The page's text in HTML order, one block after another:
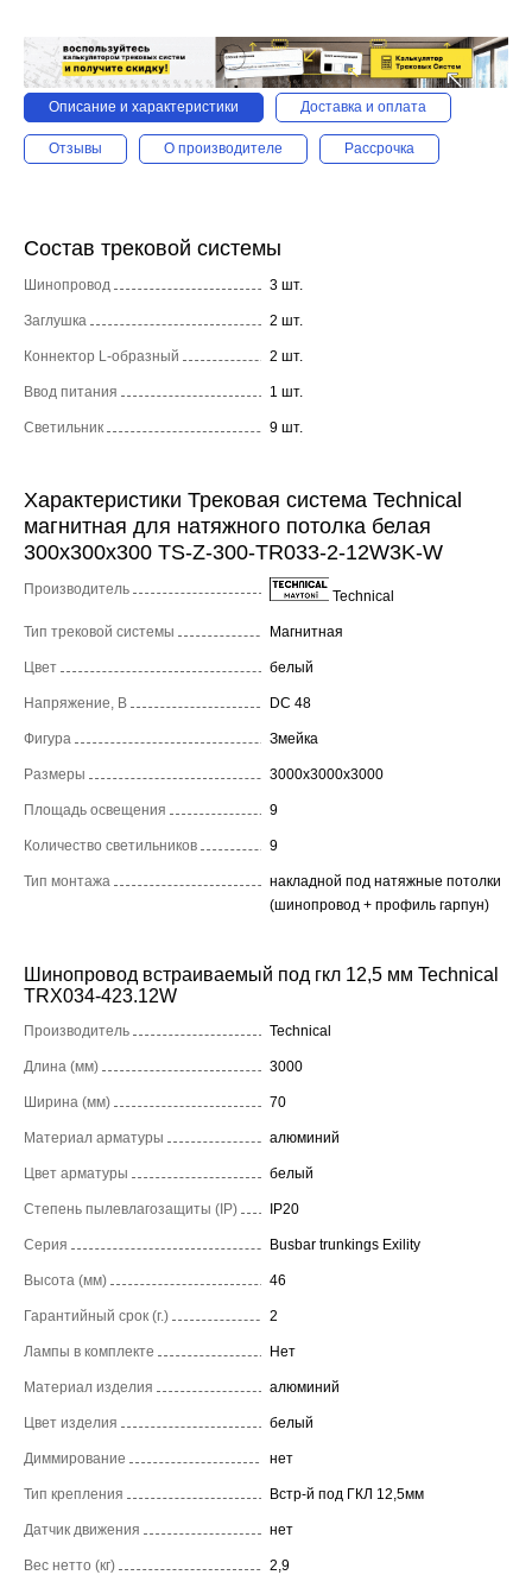
Описание и характеристики Доставка и оплата
Отзывы О производителе Рассрочка
Состав трековой системы
Шинопровод 3 шт.
Заглушка 2 шт.
Коннектор L-образный 2 шт.
Ввод питания 1 шт.
Светильник 9 шт.
Характеристики Трековая система Technical
магнитная для натяжного потолка белая
300x300x300 TS-Z-300-TR033-2-12W3K-W
Производитель Technical
Тип трековой системы Магнитная
Цвет белый
Напряжение, В DC 48
Фигура Змейка
Размеры 3000x3000x3000
Площадь освещения 9
Количество светильников 9
Тип монтажа
накладной под натяжные потолки
(шинопровод + профиль гарпун)
Шинопровод встраиваемый под гкл 12,5 мм Technical
TRX034-423.12W
Производитель Technical
Длина (мм) 3000
Ширина (мм) 70
Материал арматуры алюминий
Цвет арматуры белый
Степень пылевлагозащиты (IP) IP20
Серия Busbar trunkings Exility
Высота (мм) 46
Гарантийный срок (г.) 2
Лампы в комплекте Нет
Материал изделия алюминий
Цвет изделия белый
Диммирование нет
Тип крепления Встр-й под ГКЛ 12,5мм
Датчик движения нет
Вес нетто (кг) 2,9